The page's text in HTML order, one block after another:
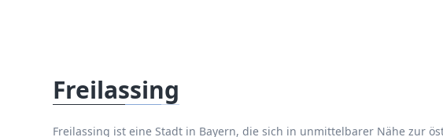
Freilassing
Freilassing ist eine Stadt in Bayern, die sich in unmittelbarer Nähe zur